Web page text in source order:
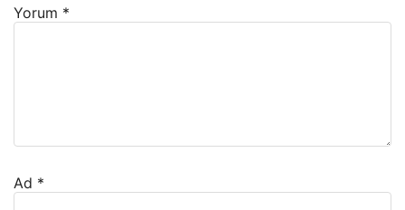
Yorum *
Ad *